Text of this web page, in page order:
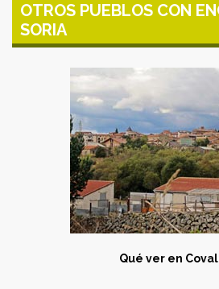
OTROS PUEBLOS CON
SORIA
Qué ver en